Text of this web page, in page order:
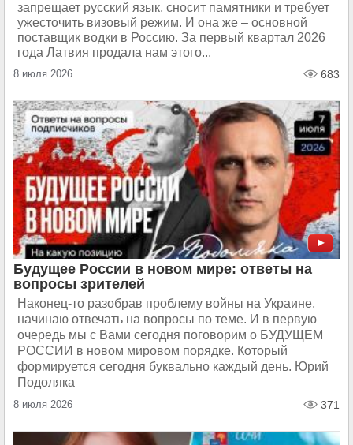
запрещает русский язык, сносит памятники и требует
ужесточить визовый режим. И она же – основной
поставщик водки в Россию. За первый квартал 2026
года Латвия продала нам этого...
8 июля 2026 683
Будущее России в новом мире: ответы на
вопросы зрителей
Наконец-то разобрав проблему войны на Украине,
начинаю отвечать на вопросы по теме. И в первую
очередь мы с Вами сегодня поговорим о БУДУЩЕМ
РОССИИ в новом мировом порядке. Который
формируется сегодня буквально каждый день. Юрий
Подоляка
8 июля 2026 371